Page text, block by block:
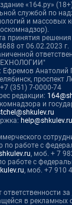
«164.ру»
службой по
и массовых
принятия
от 06.02.2023 г.
Ефремов Анатолий
проспект
(351) 7-0000-74
редакции:
и
help@shkulev.ru
работе с
, моб. + 7
работе с
, моб. +7 910
ответственности
в рекламных